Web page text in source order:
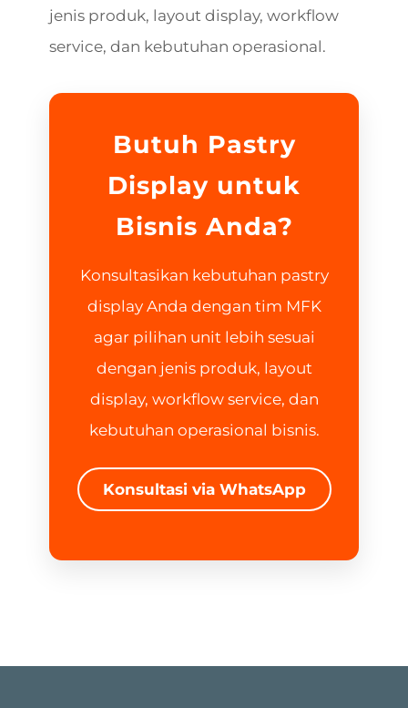
jenis produk, layout display, workflow
service, dan kebutuhan operasional.
Butuh Pastry
Display untuk
Bisnis Anda?
Konsultasikan kebutuhan pastry
display Anda dengan tim MFK
agar pilihan unit lebih sesuai
dengan jenis produk, layout
display, workflow service, dan
kebutuhan operasional bisnis.
Konsultasi via WhatsApp